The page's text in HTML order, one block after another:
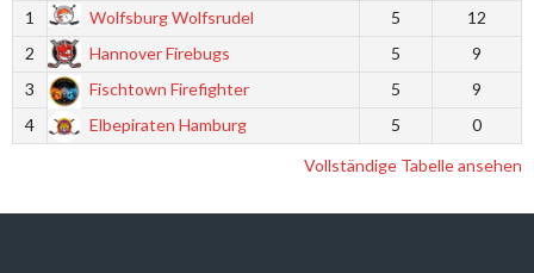
1
Wolfsburg Wolfsrudel 5
12
2
Hannover Firebugs 5
9
3
Fischtown Firefighter 5
9
4
Elbepiraten Hamburg 5
0
Vollständige Tabelle ansehen